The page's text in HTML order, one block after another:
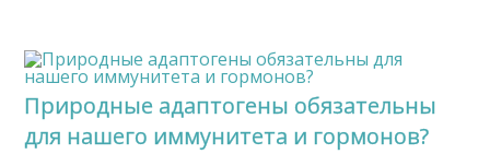
Природные адаптогены обязательны
для нашего иммунитета и гормонов?